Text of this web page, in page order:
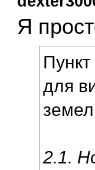
Я
для
2.1.